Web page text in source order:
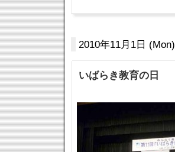
2010年11月1日 (Mon)
いばらき教育の日